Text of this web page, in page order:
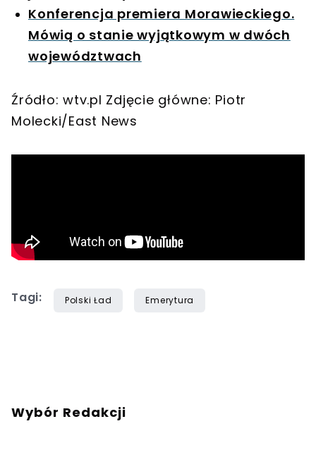
Konferencja premiera Morawieckiego.
Mówią o stanie wyjątkowym w dwóch
województwach
Źródło: wtv.pl Zdjęcie główne: Piotr
Molecki/East News
Tagi: Polski Ład Emerytura
Wybór Redakcji